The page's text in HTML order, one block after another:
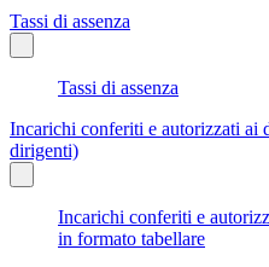
Tassi di assenza
Tassi di assenza
Incarichi conferiti e autorizzati ai
dirigenti)
Incarichi conferiti e
in formato tabellare